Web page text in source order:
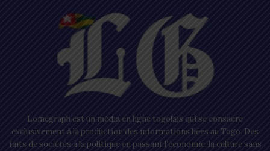
Lomegraph est un média en ligne togolais qui se consacre
exclusivement à la production des informations liées au Togo. Des
faits de sociétés à la politique en passant l’économie, la culture sans